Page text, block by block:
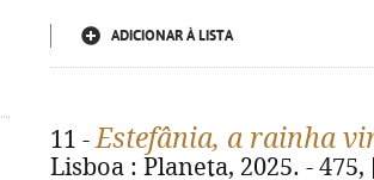
ADICIONAR À LISTA
11 -Estefânia, a rainha
Lisboa : Planeta, 2025. -